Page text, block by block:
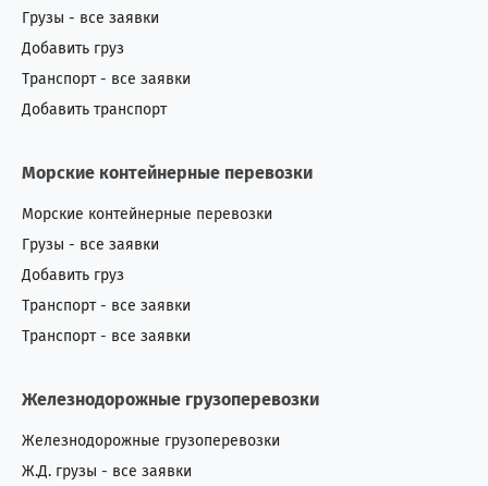
Грузы - все заявки
Добавить груз
Транспорт - все заявки
Добавить транспорт
Морские контейнерные перевозки
Морские контейнерные перевозки
Грузы - все заявки
Добавить груз
Транспорт - все заявки
Транспорт - все заявки
Железнодорожные грузоперевозки
Железнодорожные грузоперевозки
Ж.Д. грузы - все заявки